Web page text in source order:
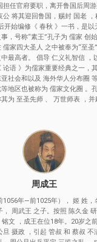
担任官府要职，离开鲁国后周
公 将其迎回鲁国，赐封 国老 ，
开始编修《 春秋 》一书，是以
，号称“素王”孔子为 儒家 创
儒家四大圣人 之中被奉为“至圣
最高者。 倡导 仁义礼智信 ，
论语 》为儒家重要经典之一，
亚社会和以及 海外华人分布圈
地区也被称为 儒家文化圈 。
为 至圣先师 、 万世师表 ，并
周成王
1056年—前1025年）， 姬 姓，
， 周武王 之子。按照 陈久金
文 ，成王在位18年。20岁之
旦 摄政 ，引起 管叔 和 蔡叔 不